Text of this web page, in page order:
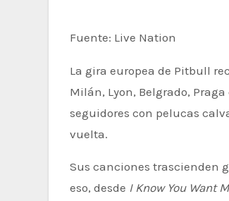
Fuente: Live Nation
La gira europea de Pitbull
Milán, Lyon, Belgrado,
seguidores con pelucas
vuelta.
Sus canciones trascienden
eso, desde I Know You Want